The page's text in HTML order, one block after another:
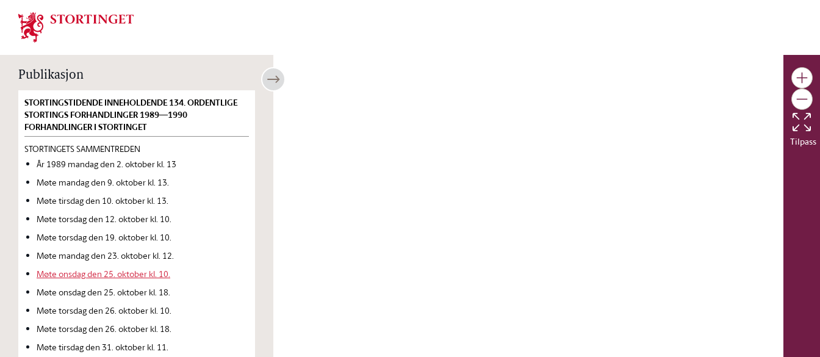
Stortinget.no
Publikasjon
STORTINGSTIDENDE INNEHOLDENDE 134. ORDENTLIGE
STORTINGS FORHANDLINGER 1989—1990
FORHANDLINGER I STORTINGET
STORTINGETS SAMMENTREDEN
År 1989 mandag den 2. oktober kl. 13
Møte mandag den 9. oktober kl. 13.
Møte tirsdag den 10. oktober kl. 13.
Møte torsdag den 12. oktober kl. 10.
Møte torsdag den 19. oktober kl. 10.
Møte mandag den 23. oktober kl. 12.
Møte onsdag den 25. oktober kl. 10.
Møte onsdag den 25. oktober kl. 18.
Møte torsdag den 26. oktober kl. 10.
Møte torsdag den 26. oktober kl. 18.
Møte tirsdag den 31. oktober kl. 11.